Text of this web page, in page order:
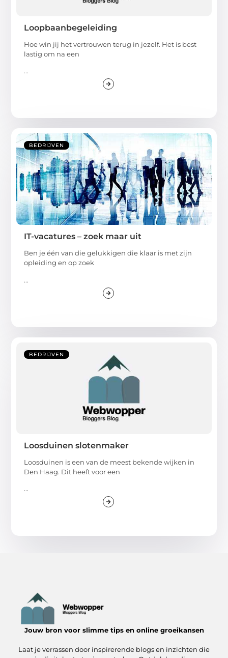
Loopbaanbegeleiding
Hoe win jij het vertrouwen terug in jezelf. Het is best
lastig om na een
...
BEDRIJVEN
IT-vacatures – zoek maar uit
Ben je één van die gelukkigen die klaar is met zijn
opleiding en op zoek
...
BEDRIJVEN
Loosduinen slotenmaker
Loosduinen is een van de meest bekende wijken in
Den Haag. Dit heeft voor een
...
Jouw bron voor slimme tips en online groeikansen
Laat je verrassen door inspirerende blogs en inzichten die